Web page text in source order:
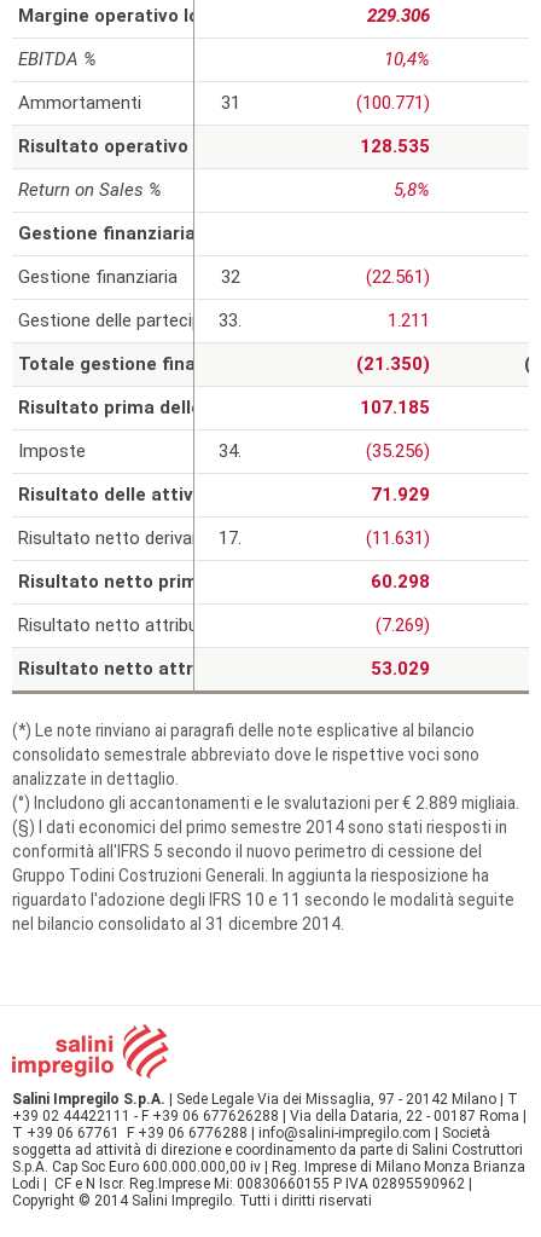
229.306
10,4%
31
(100.771)
128.535
5,8%
32 (22.561)
33.
1.211
(21.350)
107.185
34.
(35.256)
71.929
17.
(11.631)
60.298
(7.269)
53.029
Margine operativo lordo (EBITDA)
EBITDA %
Ammortamenti
Risultato operativo (EBIT)
Return on Sales %
Gestione finanziaria e delle partecipazioni
Gestione finanziaria
Gestione delle partecipazioni
Totale gestione finanziaria e delle partecipazioni
Risultato prima delle imposte (EBT)
Imposte
Risultato delle attività continuative
Risultato netto derivante dalle attività operative cessate
Risultato netto prima dell'attribuzione delle interessenze
Risultato netto attribuibile alle interessenze dei terzi
Risultato netto attribuibile ai soci della controllante
(*) Le note rinviano ai paragrafi delle note esplicative al bilancio
consolidato semestrale abbreviato dove le rispettive voci sono
analizzate in dettaglio.
(°) Includono gli accantonamenti e le svalutazioni per € 2.889 migliaia.
(§) I dati economici del primo semestre 2014 sono stati riesposti in
conformità all'IFRS 5 secondo il nuovo perimetro di cessione del
Gruppo Todini Costruzioni Generali. In aggiunta la riesposizione ha
riguardato l'adozione degli IFRS 10 e 11 secondo le modalità seguite
nel bilancio consolidato al 31 dicembre 2014.
Salini Impregilo S.p.A. | Sede Legale Via dei Missaglia, 97 - 20142 Milano | T
+39 02 44422111 - F +39 06 677626288 | Via della Dataria, 22 - 00187 Roma |
T +39 06 67761 F +39 06 6776288 | info@salini-impregilo.com | Società
soggetta ad attività di direzione e coordinamento da parte di Salini Costruttori
S.p.A. Cap Soc Euro 600.000.000,00 iv | Reg. Imprese di Milano Monza Brianza
Lodi | CF e N Iscr. Reg.Imprese Mi: 00830660155 P IVA 02895590962 |
Copyright © 2014 Salini Impregilo. Tutti i diritti riservati